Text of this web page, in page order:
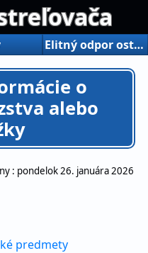
Elitný odpor ostreľovača
o
alebo
: pondelok 26. januára 2026
predmety